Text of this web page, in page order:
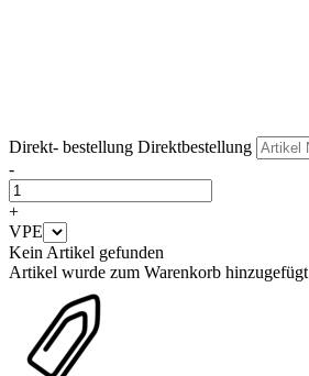
Direkt- bestellung Direktbestellung
-
+
VPE
Kein Artikel gefunden
Artikel wurde zum Warenkorb hinzugefügt